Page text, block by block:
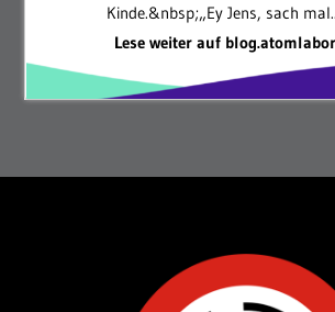
Kinde.&nbsp;„Ey Jens, sach
Lese weiter auf